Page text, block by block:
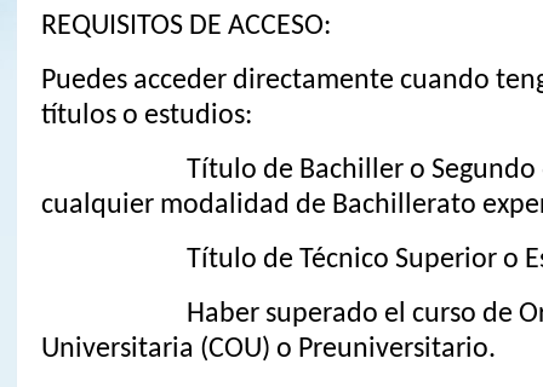
REQUISITOS DE ACCESO:
Puedes acceder directamente cuando
títulos o estudios:
Título de Bachiller o Segundo de
cualquier modalidad de Bachillerato
Título de Técnico Superior o
Haber superado el curso de
Universitaria (COU) o Preuniversitario.